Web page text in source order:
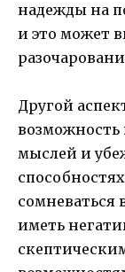
надежды на
и это может
Другой
возможность
мыслей и
сомневаться
иметь